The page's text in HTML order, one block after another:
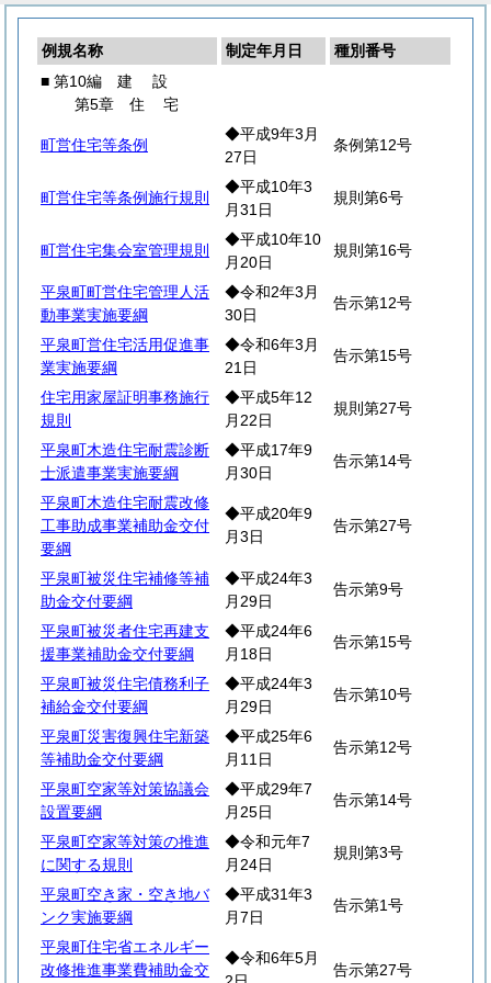
例規名称 制定年月日
種別番号
■ 第10編 建 設
第5章 住宅
町営住宅等条例
◆平成9年3月
27日
条例第12号
町営住宅等条例施行規則
◆平成10年3
月31日
規則第6号
町営住宅集会室管理規則
◆平成10年10
月20日
規則第16号
平泉町町営住宅管理人活
動事業実施要綱
◆令和2年3月
30日
告示第12号
平泉町営住宅活用促進事
業実施要綱
◆令和6年3月
21日
告示第15号
住宅用家屋証明事務施行
規則
◆平成5年12
月22日
規則第27号
平泉町木造住宅耐震診断
士派遣事業実施要綱
◆平成17年9
月30日
告示第14号
平泉町木造住宅耐震改修
工事助成事業補助金交付
要綱
◆平成20年9
月3日
告示第27号
平泉町被災住宅補修等補
助金交付要綱
◆平成24年3
月29日
告示第9号
平泉町被災者住宅再建支
援事業補助金交付要綱
◆平成24年6
月18日
告示第15号
平泉町被災住宅債務利子
補給金交付要綱
◆平成24年3
月29日
告示第10号
平泉町災害復興住宅新築
等補助金交付要綱
◆平成25年6
月11日
告示第12号
平泉町空家等対策協議会
設置要綱
◆平成29年7
月25日
告示第14号
平泉町空家等対策の推進
に関する規則
◆令和元年7
月24日
規則第3号
平泉町空き家・空き地バ
ンク実施要綱
◆平成31年3
月7日
告示第1号
平泉町住宅省エネルギー
改修推進事業費補助金交
◆令和6年5月
告示第27号